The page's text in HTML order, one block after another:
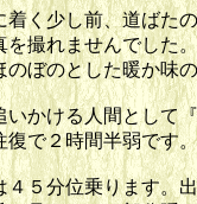
く少し前、道ばた
を撮れませんでした
のぼのとした暖か味
かける人間として
復で２時間半弱です
５分位乗ります。